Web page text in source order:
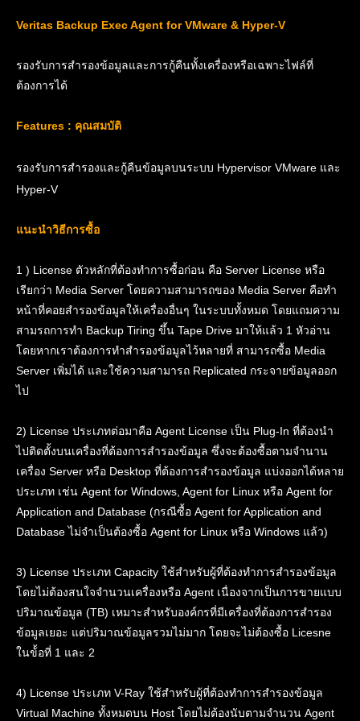
Veritas Backup Exec Agent for VMware & Hyper-V
รองรับการสำรองข้อมูลและการกู้คืนทั้งเครื่องหรือเฉพาะไฟล์ที่
ต้องการได้
Features : คุณสมบัติ
รองรับการสำรองและกู้คืนข้อมูลบนระบบ Hypervisor VMware และ
Hyper-V
แนะนำวิธีการซื้อ
1 ) License ตัวหลักที่ต้องทำการซื้อก่อน คือ Server License หรือ
เรียกว่า Media Server โดยความสามารถของ Media Server คือทำ
หน้าที่คอยสำรองข้อมูลให้เครื่องอื่นๆ ในระบบทั้งหมด โดยแถมความ
สามรถการทำ Backup Tiring ขึ้น Tape Drive มาให้แล้ว 1 หัวอ่าน
โดยหากเราต้องการทำสำรองข้อมูลไว้หลายที่ สามารถซื้อ Media
Server เพิ่มได้ และใช้ความสามารถ Replicated กระจายข้อมูลออก
ไป
2) License ประเภทต่อมาคือ Agent License เป็น Plug-In ที่ต้องนำ
ไปติดตั้งบนเครื่องที่ต้องการสำรองข้อมูล ซึ่งจะต้องซื้อตามจำนาน
เครื่อง Server หรือ Desktop ที่ต้องการสำรองข้อมูล แบ่งออกได้หลาย
ประเภท เช่น Agent for Windows, Agent for Linux หรือ Agent for
Application and Database (กรณีซื้อ Agent for Application and
Database ไม่จำเป็นต้องซื้อ Agent for Linux หรือ Windows แล้ว)
3) License ประเภท Capacity ใช้สำหรับผู้ที่ต้องทำการสำรองข้อมูล
โดยไม่ต้องสนใจจำนวนเครื่องหรือ Agent เนื่องจากเป็นการขายแบบ
ปริมาณข้อมูล (TB) เหมาะสำหรับองค์กรที่มีเครื่องที่ต้องการสำรอง
ข้อมูลเยอะ แต่ปริมาณข้อมูลรวมไม่มาก โดยจะไม่ต้องซื้อ Licesne
ในข้้อที่ 1 และ 2
4) License ประเภท V-Ray ใช้สำหรับผู้ที่ต้องทำการสำรองข้อมูล
Virtual Machine ทั้งหมดบน Host โดยไม่ต้องนับตามจำนวน Agent